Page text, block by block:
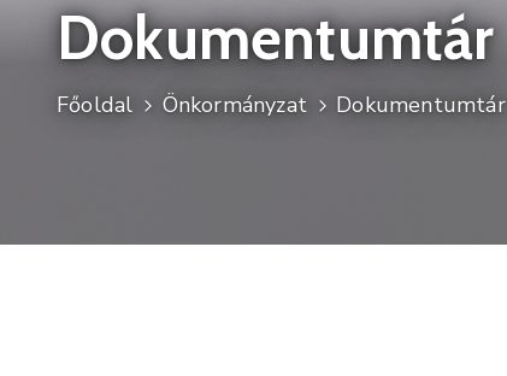
Dokumentumtár
Főoldal Önkormányzat Dokumentumtár